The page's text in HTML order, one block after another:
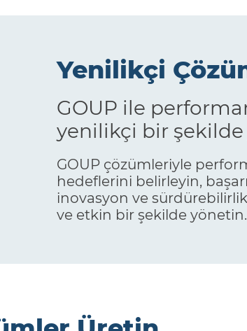
Yenilikçi
GOUP ile
yenilikçi bir
GOUP çözümleriyle
hedeflerini belirleyin,
inovasyon ve
ve etkin bir şekilde yönetin.